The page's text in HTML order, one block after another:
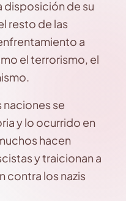
disposición de su
resto de las
a
el terrorismo, el
naciones se
y lo ocurrido en
hacen
y traicionan a
contra los nazis